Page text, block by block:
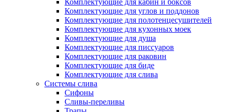
Комплектующие для кабин и боксов
Комплектующие для углов и поддонов
Комплектующие для полотенцесушителей
Комплектующие для кухонных моек
Комплектующие для душа
Комплектующие для писсуаров
Комплектующие для раковин
Комплектующие для биде
Комплектующие для слива
Системы слива
Сифоны
Сливы-переливы